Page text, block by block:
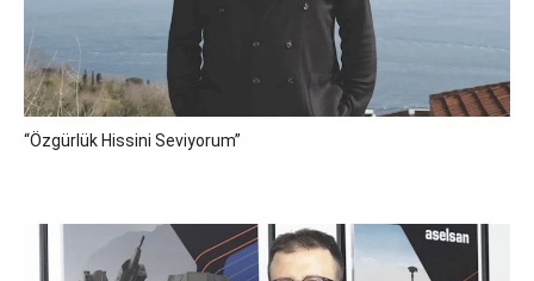
“Özgürlük Hissini Seviyorum”